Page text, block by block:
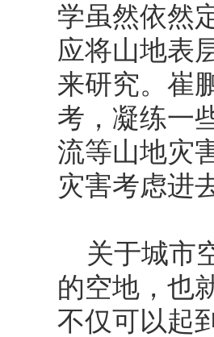
学虽然依然
应将山地表
来研究。崔
考，凝练一
流等山地灾
灾害考虑进
关于城市
的空地，也
不仅可以起